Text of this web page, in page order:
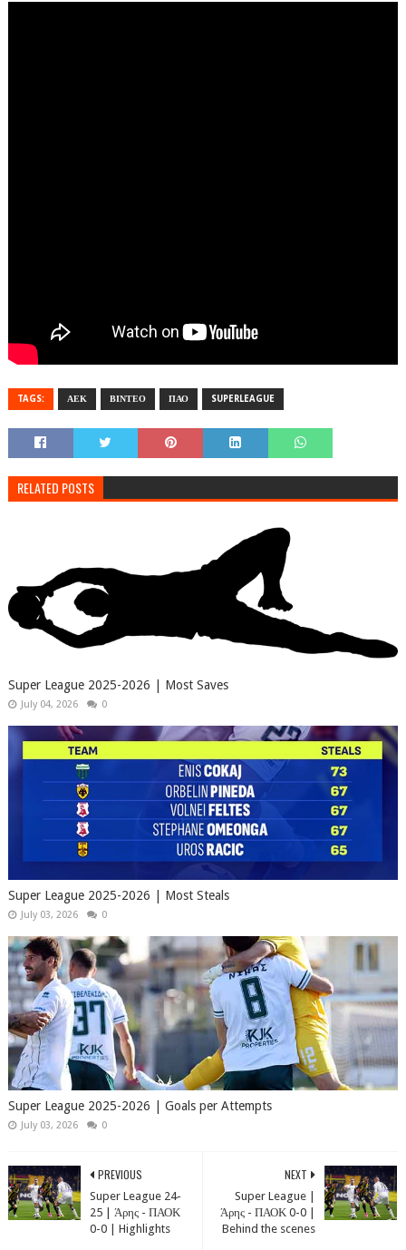
TAGS: ΑΕΚ ΒΙΝΤΕΟ ΠΑΟ SUPERLEAGUE
RELATED POSTS
Super League 2025-2026 | Most Saves
July 04, 2026 0
Super League 2025-2026 | Most Steals
July 03, 2026 0
Super League 2025-2026 | Goals per Attempts
July 03, 2026 0
NEXT
Super League |
Άρης - ΠΑΟΚ 0-0 |
Behind the scenes
PREVIOUS
Super League 24-
25 | Άρης - ΠΑΟΚ
0-0 | Highlights